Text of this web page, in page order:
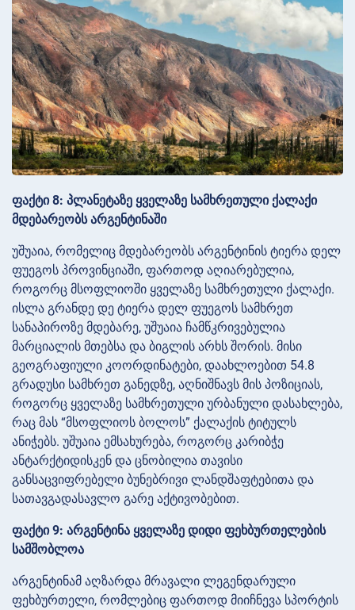
ფაქტი 8: პლანეტაზე ყველაზე სამხრეთული ქალაქი
მდებარეობს არგენტინაში
უშუაია, რომელიც მდებარეობს არგენტინის ტიერა დელ
ფუეგოს პროვინციაში, ფართოდ აღიარებულია,
როგორც მსოფლიოში ყველაზე სამხრეთული ქალაქი.
ისლა გრანდე დე ტიერა დელ ფუეგოს სამხრეთ
სანაპიროზე მდებარე, უშუაია ჩამწკრივებულია
მარციალის მთებსა და ბიგლის არხს შორის. მისი
გეოგრაფიული კოორდინატები, დაახლოებით 54.8
გრადუსი სამხრეთ განედზე, აღნიშნავს მის პოზიციას,
როგორც ყველაზე სამხრეთული ურბანული დასახლება,
რაც მას “მსოფლიოს ბოლოს” ქალაქის ტიტულს
ანიჭებს. უშუაია ემსახურება, როგორც კარიბჭე
ანტარქტიდისკენ და ცნობილია თავისი
განსაცვიფრებელი ბუნებრივი ლანდშაფტებითა და
სათავგადასავლო გარე აქტივობებით.
ფაქტი 9: არგენტინა ყველაზე დიდი ფეხბურთელების
სამშობლოა
არგენტინამ აღზარდა მრავალი ლეგენდარული
ფეხბურთელი, რომლებიც ფართოდ მიიჩნევა სპორტის